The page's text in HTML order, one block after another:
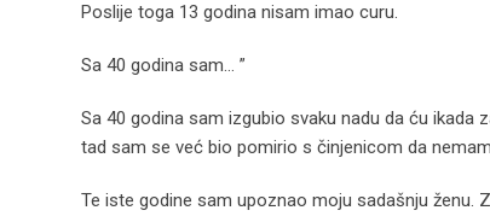
Poslije toga 13 godina nisam imao curu.
Sa 40 godina sam… ”
Sa 40 godina sam izgubio svaku nadu da ću
tad sam se već bio pomirio s činjenicom da
Te iste godine sam upoznao moju sadašnju ženu.